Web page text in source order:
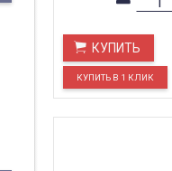
КУПИТЬ